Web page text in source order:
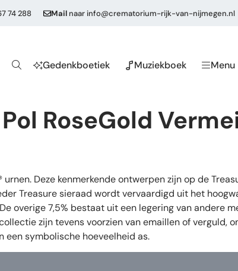
74 288 Mail naarinfo@crematorium-rijk-van-nijmegen.nl
Gedenkboetiek Muziekboek Menu
RoseGold
Deze kenmerkende ontwerpen zijn op de
Treasure sieraad wordt vervaardigd uit het
overige 7,5% bestaat uit een legering van andere
zijn tevens voorzien van emaillen of verguld,
een symbolische hoeveelheid as.